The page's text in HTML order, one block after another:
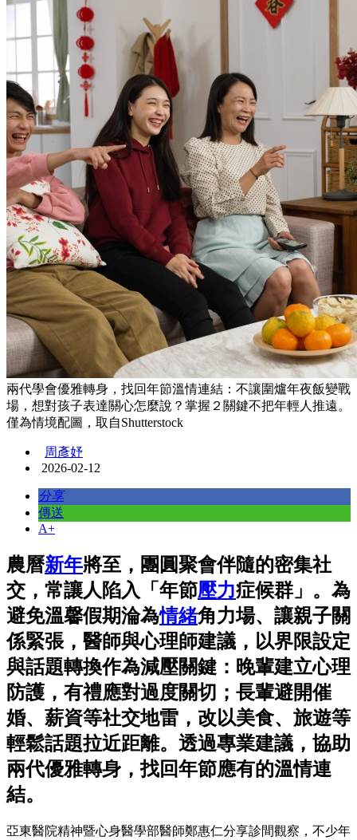
兩代學會優雅轉身，找回年節溫情連結：不讓圍爐年夜飯變戰
場，想對孩子表達關心怎麼說？掌握２關鍵不把年輕人推遠。
僅為情境配圖，取自Shutterstock
周彥妤
2026-02-12
分享
傳送
A+
農曆新年將至，團圓聚會伴隨的密集社
交，常讓人陷入「年節壓力症候群」。為
避免溫馨假期淪為情緒角力場、讓親子關
係緊張，醫師與心理師建議，以界限設定
與話題轉換作為減壓關鍵：晚輩建立心理
防護，有禮應對過度關切；長輩避開催
婚、薪資等社交地雷，改以美食、旅遊等
輕鬆話題拉近距離。透過專業建議，協助
兩代優雅轉身，找回年節應有的溫情連
結。
亞東醫院精神暨心身醫學部醫師鄭惠仁分享診間觀察，不少年